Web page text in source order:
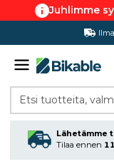
Juhlimme
Etsi tuotteita,
Lähetämme
Tilaa ennen